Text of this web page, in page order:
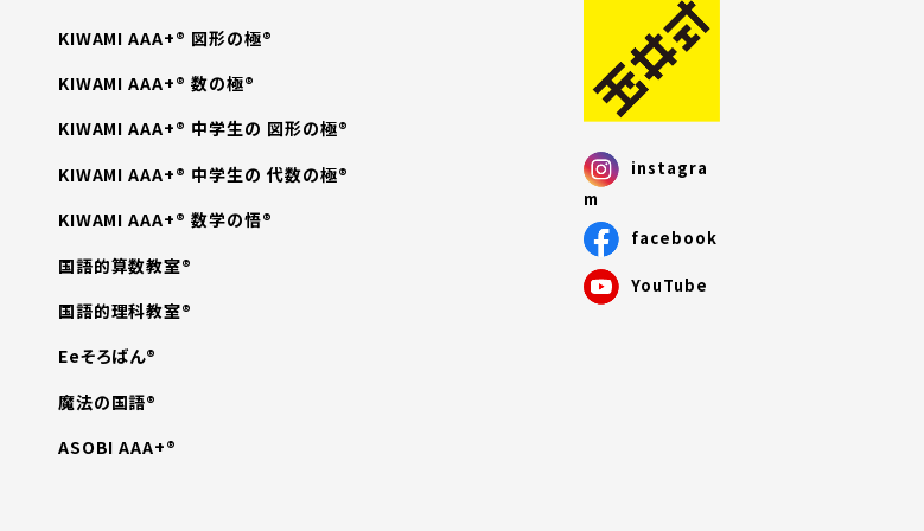
KIWAMI AAA+® 図形の極®
KIWAMI AAA+® 数の極®
KIWAMI AAA+® 中学生の 図形の極®
KIWAMI AAA+® 中学生の 代数の極®
KIWAMI AAA+® 数学の悟®
国語的算数教室®
国語的理科教室®
Eeそろばん®
魔法の国語®
ASOBI AAA+®
instagra
m
facebook
YouTube